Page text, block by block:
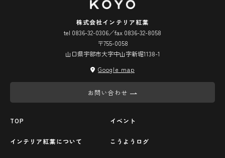
株式会社インテリア紅葉
tel 0836-32-0306／fax 0836-32-8058
〒755-0058
山口県宇部市大字中山字新堀1138-1
Google map
お問い合わせ
TOP
インテリア紅葉について
イベント
こうようログ